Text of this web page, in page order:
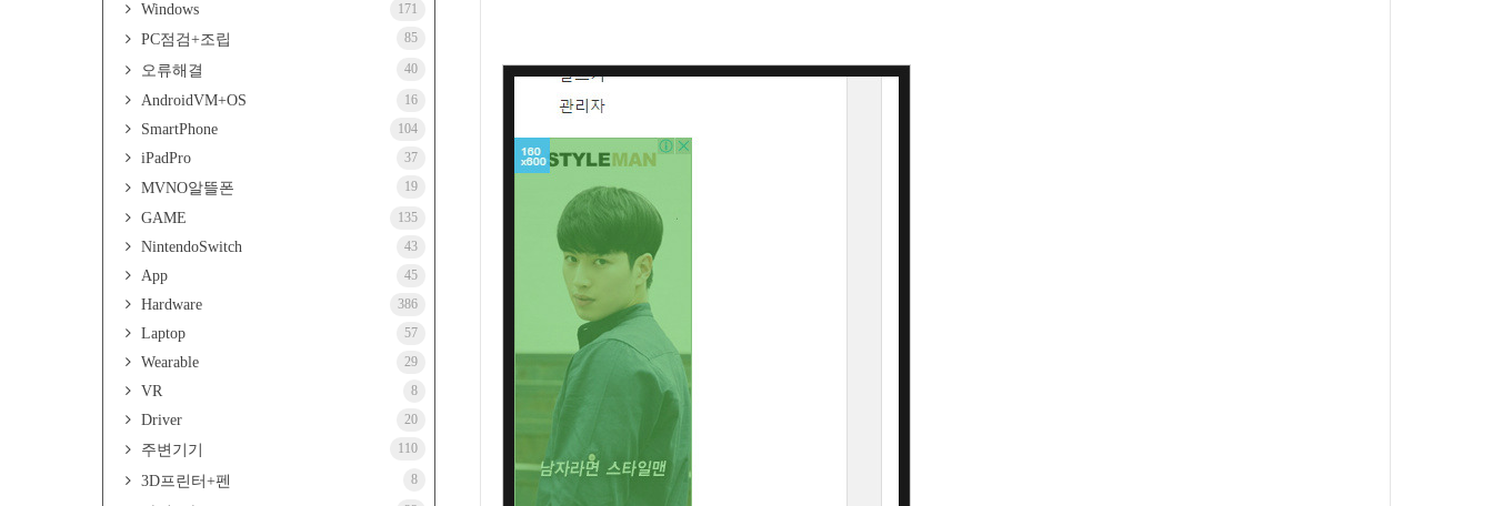
Windows 171
PC점검+조립 85
오류해결 40
AndroidVM+OS 16
SmartPhone 104
iPadPro 37
MVNO알뜰폰 19
GAME 135
NintendoSwitch 43
App 45
Hardware 386
Laptop 57
Wearable 29
VR 8
Driver 20
주변기기 110
3D프린터+펜 8